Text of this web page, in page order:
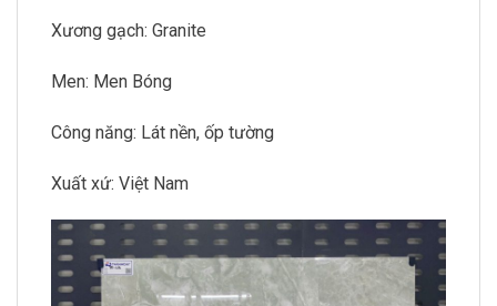
Xương gạch: Granite
Men: Men Bóng
Công năng: Lát nền, ốp tường
Xuất xứ: Việt Nam